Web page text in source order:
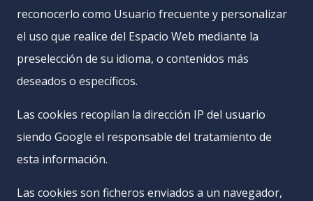
reconocerlo como Usuario frecuente y personalizar
el uso que realice del Espacio Web mediante la
preselección de su idioma, o contenidos más
deseados o específicos.
Las cookies recopilan la dirección IP del usuario
siendo Google el responsable del tratamiento de
esta información.
Las cookies son ficheros enviados a un navegador,